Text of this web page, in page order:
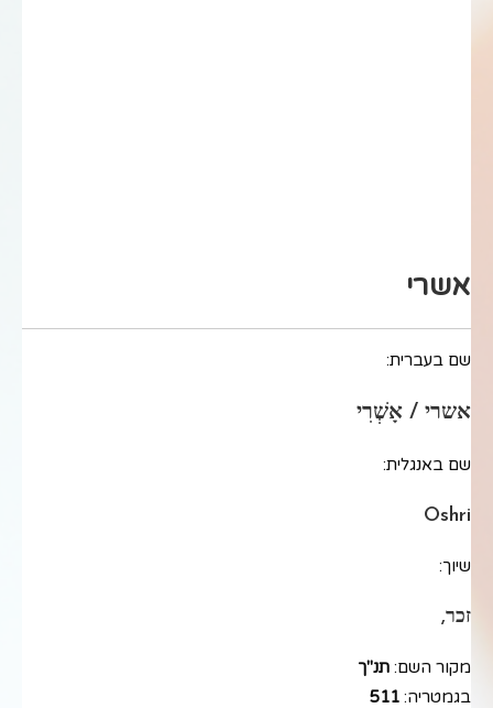
אשרי
שם בעברית:
אשרי / אָשְׁרִי
שם באנגלית:
Oshri
שיוך:
זכר,
מקור השם: תנ"ך
בגמטריה: 511